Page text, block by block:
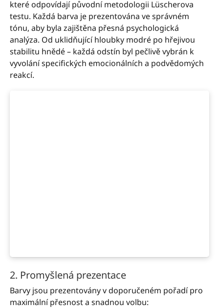
které odpovídají původní metodologii Lüscherova
testu. Každá barva je prezentována ve správném
tónu, aby byla zajištěna přesná psychologická
analýza. Od uklidňující hloubky modré po hřejivou
stabilitu hnědé – každá odstín byl pečlivě vybrán k
vyvolání specifických emocionálních a podvědomých
reakcí.
2. Promyšlená prezentace
Barvy jsou prezentovány v doporučeném pořadí pro
maximální přesnost a snadnou volbu: